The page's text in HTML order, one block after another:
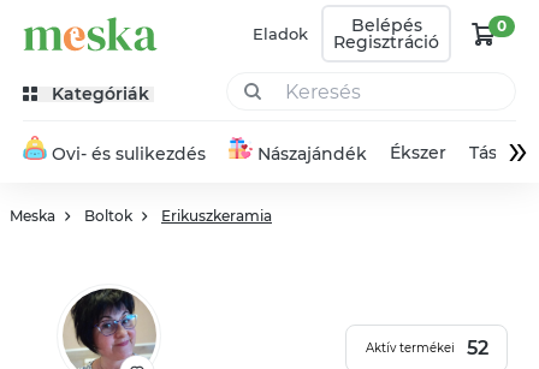
Eladok Belépés
Regisztráció
0
Kategóriák
Ovi- és sulikezdés Nászajándék Ékszer Táska»
Meska Boltok Erikuszkeramia
Aktív termékei 52